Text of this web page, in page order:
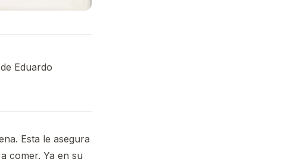
Eduardo
Esta le asegura
comer. Ya en su